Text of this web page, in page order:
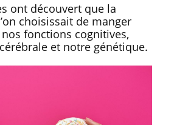
ont découvert que la
choisissait de manger
fonctions cognitives,
et notre génétique.